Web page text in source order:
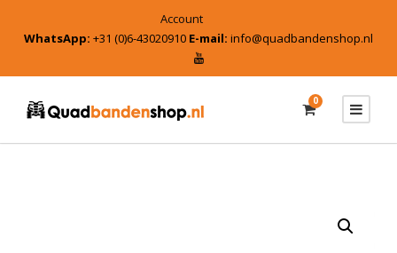
Account
WhatsApp: +31 (0)6-43020910 E-mail: info@quadbandenshop.nl
0